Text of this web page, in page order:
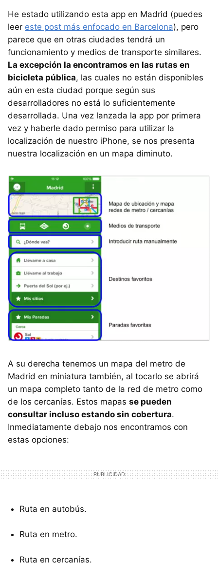
He estado utilizando esta app en Madrid (puedes
leer este post más enfocado en Barcelona), pero
parece que en otras ciudades tendrá un
funcionamiento y medios de transporte similares.
La excepción la encontramos en las rutas en
bicicleta pública, las cuales no están disponibles
aún en esta ciudad porque según sus
desarrolladores no está lo suficientemente
desarrollada. Una vez lanzada la app por primera
vez y haberle dado permiso para utilizar la
localización de nuestro iPhone, se nos presenta
nuestra localización en un mapa diminuto.
A su derecha tenemos un mapa del metro de
Madrid en miniatura también, al tocarlo se abrirá
un mapa completo tanto de la red de metro como
de los cercanías. Estos mapas se pueden
consultar incluso estando sin cobertura.
Inmediatamente debajo nos encontramos con
estas opciones:
Ruta en autobús.
Ruta en metro.
Ruta en cercanías.